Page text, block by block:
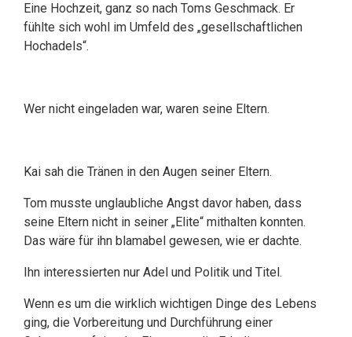
Eine Hochzeit, ganz so nach Toms Geschmack. Er
fühlte sich wohl im Umfeld des „gesellschaftlichen
Hochadels“.
Wer nicht eingeladen war, waren seine Eltern.
Kai sah die Tränen in den Augen seiner Eltern.
Tom musste unglaubliche Angst davor haben, dass
seine Eltern nicht in seiner „Elite“ mithalten konnten.
Das wäre für ihn blamabel gewesen, wie er dachte.
Ihn interessierten nur Adel und Politik und Titel.
Wenn es um die wirklich wichtigen Dinge des Lebens
ging, die Vorbereitung und Durchführung einer